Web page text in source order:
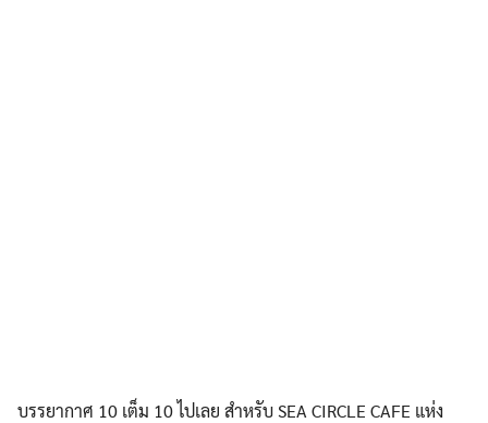
บรรยากาศ 10 เต็ม 10 ไปเลย สำหรับ SEA CIRCLE CAFE แห่ง